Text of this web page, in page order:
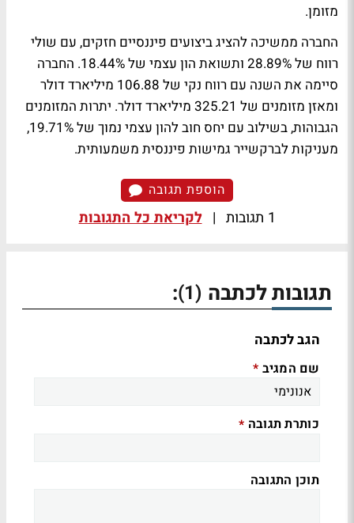
מזומן.
החברה ממשיכה להציג ביצועים פיננסיים חזקים, עם שולי
רווח של 28.89% ותשואת הון עצמי של 18.44%. החברה
סיימה את השנה עם רווח נקי של 106.88 מיליארד דולר
ומאזן מזומנים של 325.21 מיליארד דולר. יתרות המזומנים
הגבוהות, בשילוב עם יחס חוב להון עצמי נמוך של 19.71%,
מעניקות לברקשייר גמישות פיננסית משמעותית.
הוספת תגובה
1 תגובות | לקריאת כל התגובות
תגובות לכתבה (1)
:
הגב לכתבה
שם המגיב *
כותרת תגובה *
תוכן התגובה